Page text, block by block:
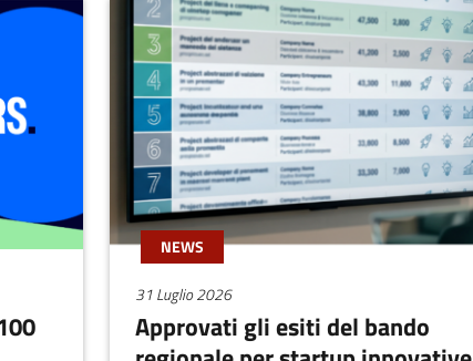
NEWS
31 Luglio 2026
Approvati gli esiti del bando